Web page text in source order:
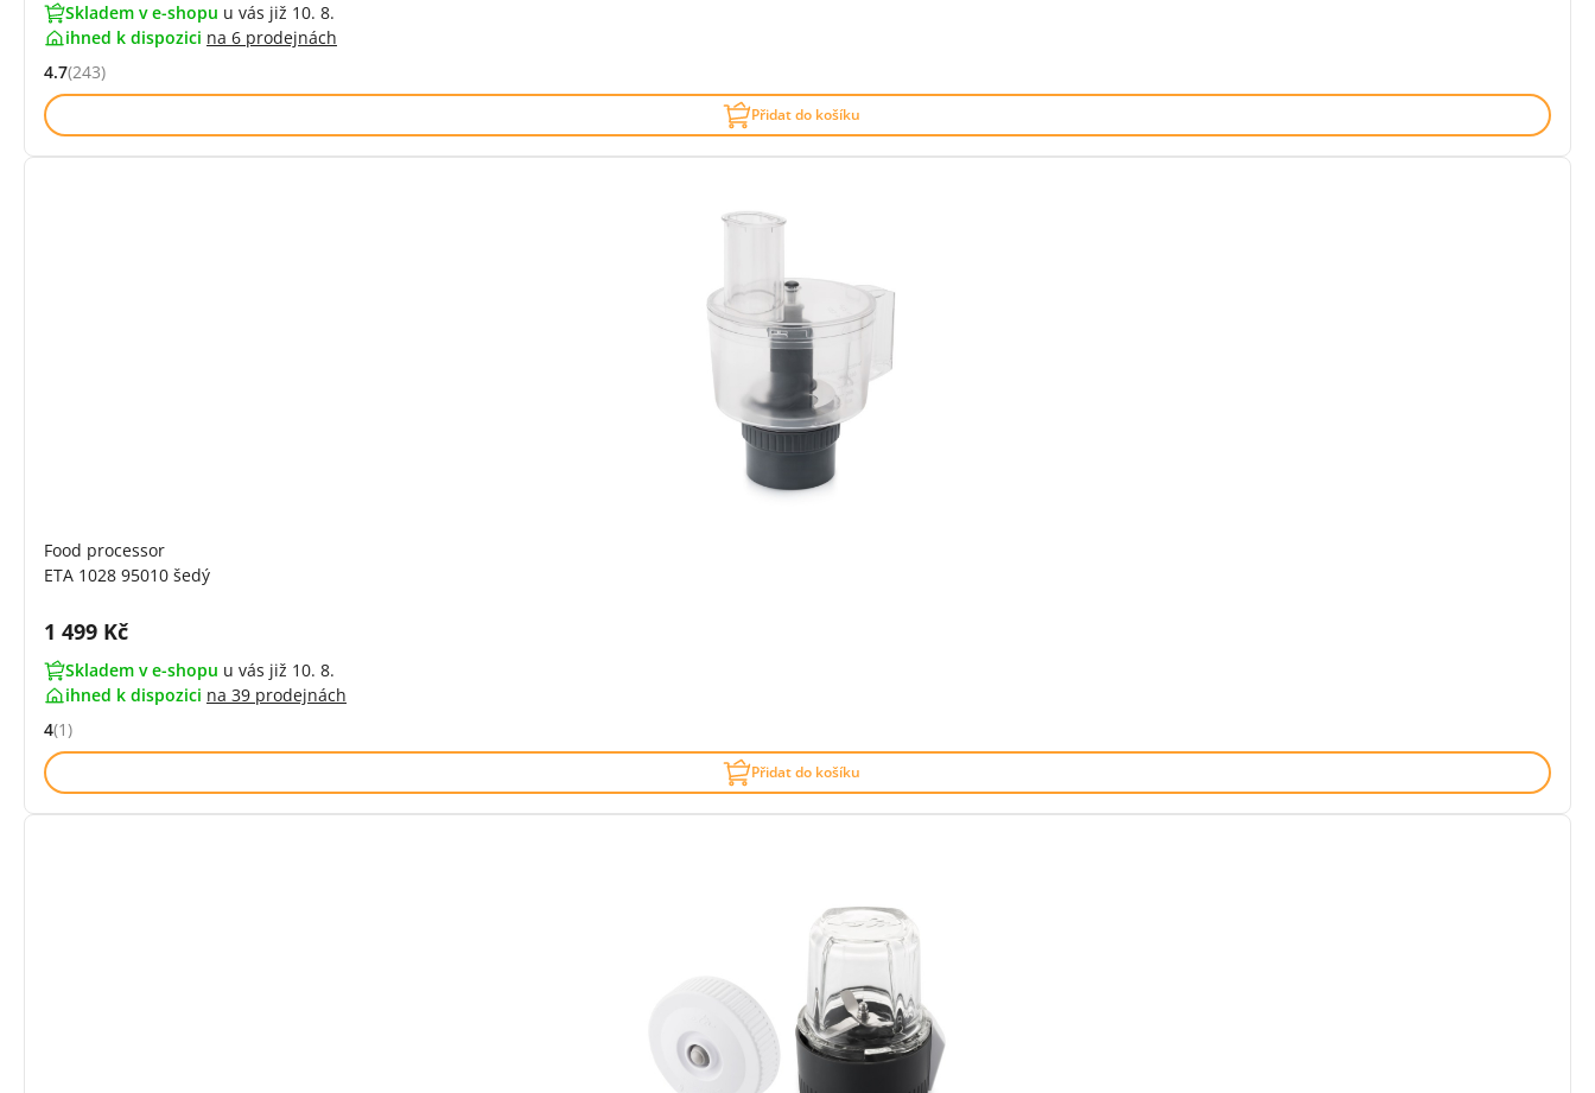
Skladem v e-shopu u vás již 10. 8.
ihned k dispozici na 6 prodejnách
Hodnocení: 4.7 z 5 (243 recenzí)
4.7(243)
Přidat do košíku
Food processor
ETA 1028 95010 šedý
Cena s DPH:
1 499 Kč
Skladem v e-shopu u vás již 10. 8.
ihned k dispozici na 39 prodejnách
Hodnocení: 4 z 5 (1 recenzí)
4(1)
Přidat do košíku